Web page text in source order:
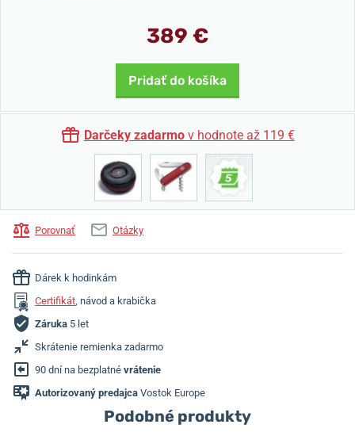
389 €
Pridať do košíka
Darčeky zadarmov hodnote až 119 €
Porovnať Otázky
Dárek k hodinkám
Certifikát, návod a krabička
Záruka 5 let
Skrátenie remienka zadarmo
90 dní na bezplatné vrátenie
Autorizovaný predajca Vostok Europe
Podobné produkty